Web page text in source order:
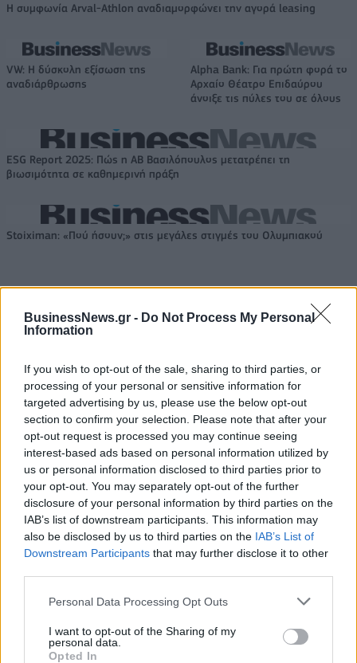
BusinessNews.gr - Do Not Process My Personal
Information
If you wish to opt-out of the sale, sharing to third parties, or
processing of your personal or sensitive information for
targeted advertising by us, please use the below opt-out
section to confirm your selection. Please note that after your
opt-out request is processed you may continue seeing
interest-based ads based on personal information utilized by
us or personal information disclosed to third parties prior to
your opt-out. You may separately opt-out of the further
disclosure of your personal information by third parties on the
IAB’s list of downstream participants. This information may
also be disclosed by us to third parties on the IAB’s List of
Downstream Participants that may further disclose it to other
Personal Data Processing Opt Outs
I want to opt-out of the Sharing of my
personal data.
Opted In
Η συμφωνία Arval-Athlon αναδιαμορφώνει την αγορά leasing
VW: Η δύσκολη εξίσωση της
αναδιάρθρωσης
Alpha Bank: Για πρώτη φορά το
Αρχαίο Θέατρο Επιδαύρου
άνοιξε τις πύλες του σε όλους
ESG Report 2025: Πώς η ΑΒ Βασιλόπουλος μετατρέπει τη
βιωσιμότητα σε καθημερινή πράξη
Stoiximan: «Πού ήσουν;» στις μεγάλες στιγμές του Ολυμπιακού
ΠΕΡΙΣΣΌΤΕΡΑ ΣΕ ΑΥΤΉ ΤΗΝ ΚΑΤΗΓΟΡΊΑ
Eurobank: Έναρξη
διαδικασίας απόσχισης του
τραπεζικού κλάδου με
σύσταση νέας εταιρείας
01/07/2019 - 03:00
ΕΤΕ: Ομολογιακό δάνειο
έως 41,74 εκατ. στην
Elsewedy Electric για έργα
ΑΠΕ
01/07/2019 - 03:00